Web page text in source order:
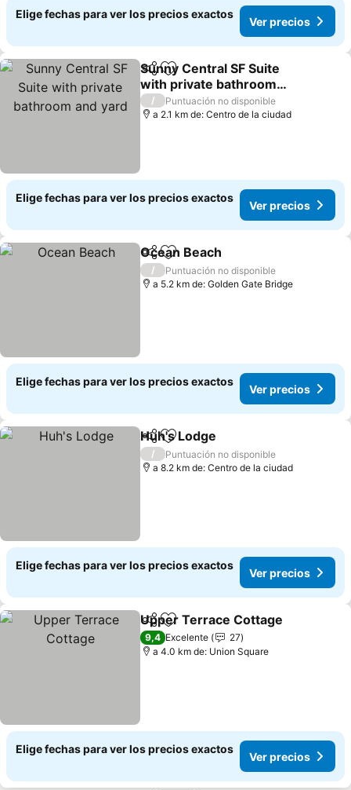
Elige fechas para ver los precios exactos
Ver precios
CompartirAgregar a favoritos
Sunny Central SF Suite
with private bathroom
and yard
Ver precios
/
Puntuación no disponible
a 2.1 km de: Centro de la ciudad
Elige fechas para ver los precios exactos
Ver precios
CompartirAgregar a favoritos
Ocean Beach
/
Puntuación no disponible
a 5.2 km de: Golden Gate Bridge
Elige fechas para ver los precios exactos
Ver precios
CompartirAgregar a favoritos
Huh's Lodge
/
Puntuación no disponible
a 8.2 km de: Centro de la ciudad
Elige fechas para ver los precios exactos
Ver precios
CompartirAgregar a favoritos
Upper Terrace Cottage
9,4 Excelente
27
a 4.0 km de: Union Square
Elige fechas para ver los precios exactos
Ver precios